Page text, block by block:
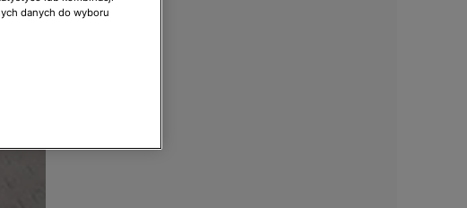
danych do wyboru